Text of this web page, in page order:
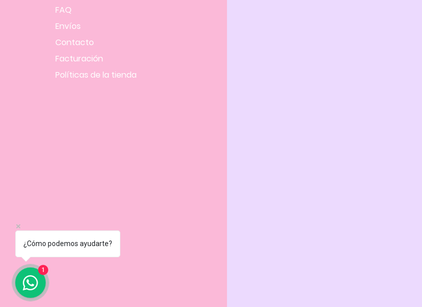
FAQ
Envíos
Contacto
Facturación
Políticas de la tienda
¿Cómo podemos ayudarte?
1